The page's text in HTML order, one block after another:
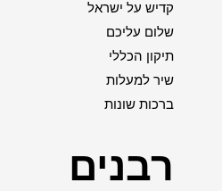
קדיש על ישראל
שלום עליכם
תיקון הכללי
שיר למעלות
ברכות שונות
רבנים